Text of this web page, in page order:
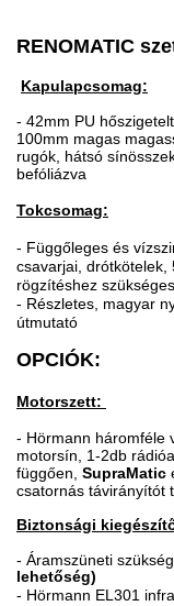
RENOMATIC
Kapulapcsomag:
- 42mm PU
100mm magas
rugók, hátsó
befóliázva
Tokcsomag:
- Függőleges és
csavarjai, drótkötelek,
rögzítéshez
- Részletes, magyar
útmutató
OPCIÓK:
Motorszett:
- Hörmann háromféle
motorsín, 1-2db
függően, SupraMatic
csatornás távirányítót
Biztonsági
- Áramszüneti
lehetőség)
- Hörmann EL301